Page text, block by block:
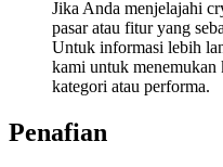
Deposit CASHCAT &
Share 500000
Jika Anda menjelajahi
pasar atau fitur yang
Untuk informasi lebih
kami untuk menemukan
kategori atau performa.
Penafian